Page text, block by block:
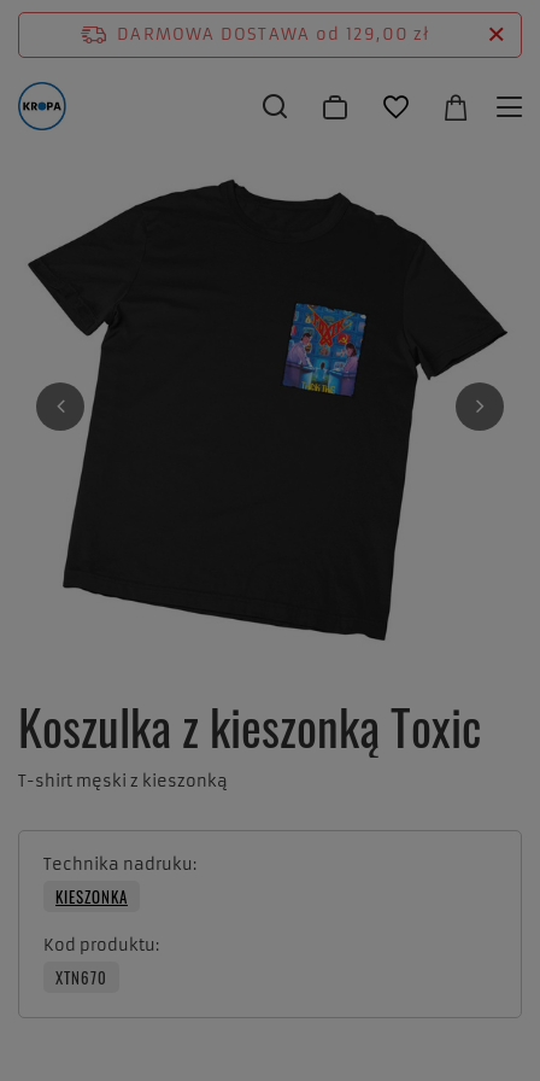
DARMOWA DOSTAWA od 129,00 zł
Koszulka z kieszonką Toxic
T-shirt męski z kieszonką
Technika nadruku
KIESZONKA
Kod produktu
XTN670